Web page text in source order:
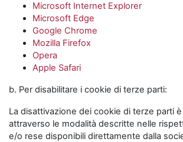
Microsoft Internet Explorer
Microsoft Edge
Google Chrome
Mozilla Firefox
Opera
Apple Safari
b. Per disabilitare i cookie di terze parti:
La disattivazione dei cookie di terze parti
attraverso le modalità descritte nelle
e/o rese disponibili direttamente dalla